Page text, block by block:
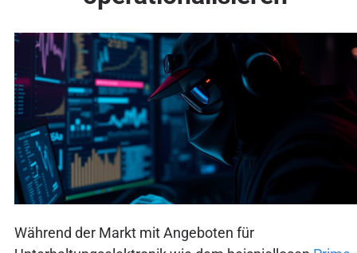
Während der Markt mit Angeboten für